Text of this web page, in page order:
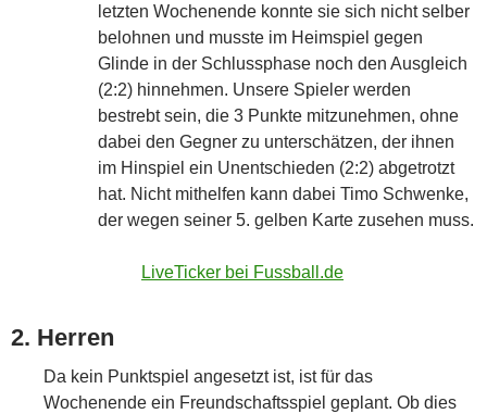
letzten Wochenende konnte sie sich nicht selber
belohnen und musste im Heimspiel gegen
Glinde in der Schlussphase noch den Ausgleich
(2:2) hinnehmen. Unsere Spieler werden
bestrebt sein, die 3 Punkte mitzunehmen, ohne
dabei den Gegner zu unterschätzen, der ihnen
im Hinspiel ein Unentschieden (2:2) abgetrotzt
hat. Nicht mithelfen kann dabei Timo Schwenke,
der wegen seiner 5. gelben Karte zusehen muss.
LiveTicker bei Fussball.de
2. Herren
Da kein Punktspiel angesetzt ist, ist für das
Wochenende ein Freundschaftsspiel geplant. Ob dies